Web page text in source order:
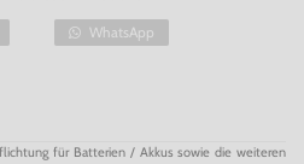
WhatsApp
für Batterien / Akkus sowie die weiteren